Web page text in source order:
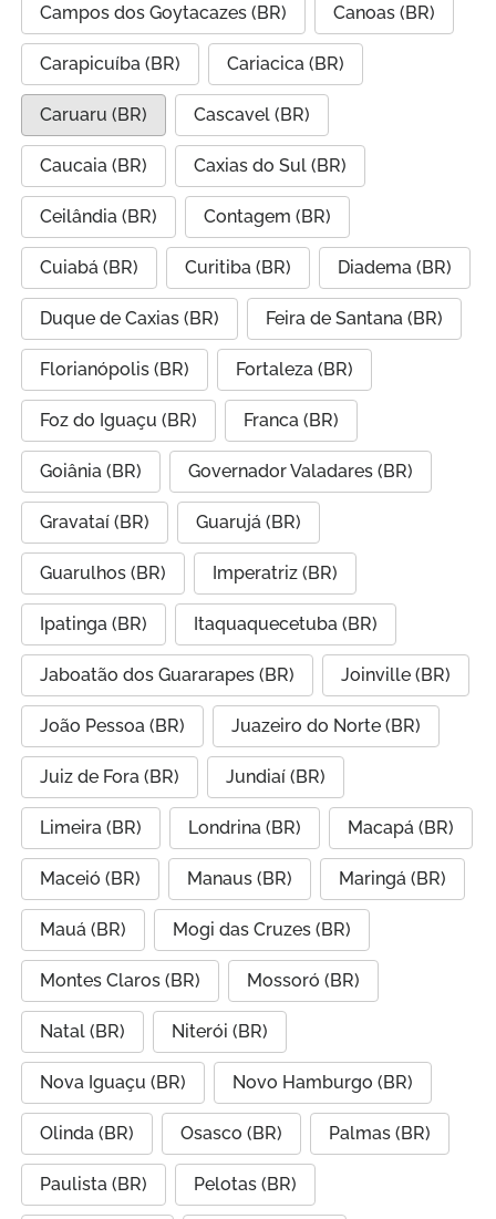
Campos dos Goytacazes (BR) Canoas (BR)
Carapicuíba (BR) Cariacica (BR)
Caruaru (BR) Cascavel (BR)
Caucaia (BR) Caxias do Sul (BR)
Ceilândia (BR) Contagem (BR)
Cuiabá (BR) Curitiba (BR) Diadema (BR)
Duque de Caxias (BR) Feira de Santana (BR)
Florianópolis (BR) Fortaleza (BR)
Foz do Iguaçu (BR) Franca (BR)
Goiânia (BR) Governador Valadares (BR)
Gravataí (BR) Guarujá (BR)
Guarulhos (BR) Imperatriz (BR)
Ipatinga (BR) Itaquaquecetuba (BR)
Jaboatão dos Guararapes (BR) Joinville (BR)
João Pessoa (BR) Juazeiro do Norte (BR)
Juiz de Fora (BR) Jundiaí (BR)
Limeira (BR) Londrina (BR) Macapá (BR)
Maceió (BR) Manaus (BR) Maringá (BR)
Mauá (BR) Mogi das Cruzes (BR)
Montes Claros (BR) Mossoró (BR)
Natal (BR) Niterói (BR)
Nova Iguaçu (BR) Novo Hamburgo (BR)
Olinda (BR) Osasco (BR) Palmas (BR)
Paulista (BR) Pelotas (BR)